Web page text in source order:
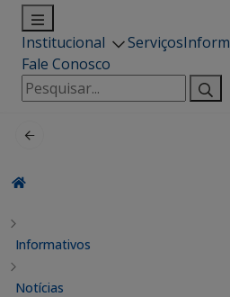
Institucional Serviços
Fale Conosco
Pesquisar
por:
Informativos
Notícias